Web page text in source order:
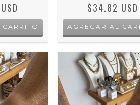
$34.82 USD